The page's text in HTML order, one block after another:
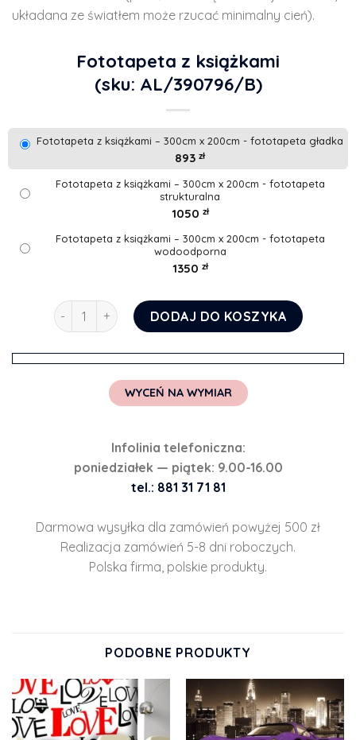
układana ze światłem może rzucać minimalny cień).
Fototapeta z książkami
(sku: AL/390796/B)
Fototapeta z książkami – 300cm x 200cm - fototapeta gładka
893 zł
Fototapeta z książkami – 300cm x 200cm - fototapeta
strukturalna
1050 zł
Fototapeta z książkami – 300cm x 200cm - fototapeta
wodoodporna
1350 zł
ilość Fototapeta z książkamiDODAJ DO KOSZYKA
WYCEŃ NA WYMIAR
Infolinia telefoniczna:
poniedziałek — piątek: 9.00-16.00
tel.: 881 31 71 81
Darmowa wysyłka dla zamówień powyżej 500 zł
Realizacja zamówień 5-8 dni roboczych.
Polska firma, polskie produkty.
PODOBNE PRODUKTY